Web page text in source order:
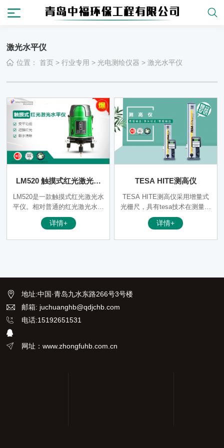
激光水平仪
位置：首页 >行业专用 >光电测绘仪器 >激光水平仪
LM520 触摸式红光激光水
平仪
LM520是一款触摸式红光激光水
平仪。相对普通的红光激光水平
仪，在保持红光自身高稳定性的
同时，激光线的亮度足足提升8
详情+
TESA HITE测高仪
TESA HITE测高仪采用增量式
光栅尺，具有tesa技术在测量直
径时自动寻找顶点
详情+
地址:中国·青岛九水东路266号3号楼
邮箱: juchuanghb@qdjchb.com
电话:15192651531
网址：www.zhongfuhb.com.cn